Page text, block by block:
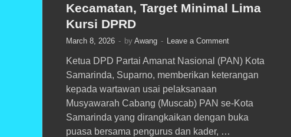
Kecamatan, Target Minimal Lima
Kursi DPRD
March 8, 2026 - by Awang - Leave a Comment
Ketua DPD Partai Amanat Nasional (PAN) Kota
Samarinda, Suparno, memberikan keterangan
kepada wartawan usai pelaksanaan
Musyawarah Cabang (Muscab) PAN se-Kota
Samarinda yang dirangkaikan dengan buka
puasa bersama pengurus dan kader, …